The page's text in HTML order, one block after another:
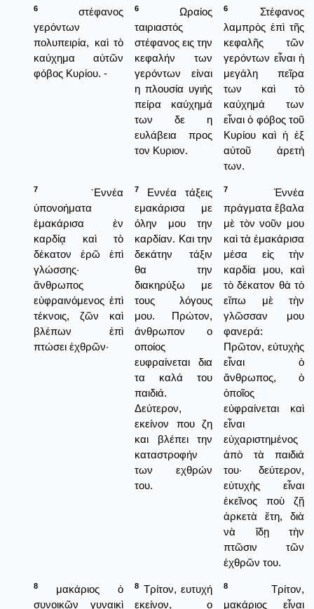
6
στέφανος
γερόντων
πολυπειρία, καὶ τὸ
καύχημα αὐτῶν
φόβος Κυρίου. -
6
Ωραίος
ταιριαστός
στέφανος εις την
κεφαλήν των
γερόντων είναι
η πλουσία υγιής
πείρα καύχημά
των δε η
ευλάβεια προς
τον Κυριον.
6
Στέφανος
λαμπρὸς ἐπὶ τῆς
κεφαλῆς τῶν
γερόντων εἶναι ἡ
μεγάλη πεῖρα
των καὶ τὸ
καύχημά των
εἶναι ὁ φόβος τοῦ
Κυρίου καὶ ἡ ἐξ
αὐτοῦ ἀρετή
των.
7
᾿Εννέα
ὑπονοήματα
ἐμακάρισα ἐν
καρδίᾳ καὶ τὸ
δέκατον ἐρῶ ἐπὶ
γλώσσης·
ἄνθρωπος
εὐφραινόμενος ἐπὶ
τέκνοις, ζῶν καὶ
βλέπων ἐπὶ
πτώσει ἐχθρῶν·
7
Εννέα τάξεις
εμακάρισα με
όλην μου την
καρδίαν. Και την
δεκάτην τάξιν
θα την
διακηρύξω με
τους λόγους
μου. Πρώτον,
άνθρωπον ο
οποίος
ευφραίνεται δια
τα καλά του
παιδιά.
Δεύτερον,
εκείνον που ζη
και βλέπει την
καταστροφήν
των εχθρών
του.
7
Ἐννέα
πράγματα ἔβαλα
μὲ τὸν νοῦν μου
καὶ τὰ ἐμακάρισα
μέσα εἰς τὴν
καρδία μου, καὶ
τὸ δέκατον θὰ τὸ
εἴπω μὲ τὴν
γλῶσσαν μου
φανερά:
Πρῶτον, εὐτυχὴς
εἶναι ὁ
ἄνθρωπος, ὁ
ὁποῖος
εὐφραίνεται καὶ
εἶναι
εὐχαριστημένος
ἀπὸ τὰ παιδιά
του· δεύτερον,
εὐτυχὴς εἶναι
ἐκεῖνος ποὺ ζῇ
ἀρκετὰ ἔτη, διὰ
νὰ ἴδῃ τὴν
πτῶσιν τῶν
ἐχθρῶν του.
8
μακάριος ὁ
συνοικῶν γυναικὶ
8 Τρίτον, ευτυχή
εκείνον, ο
8
Τρίτον,
μακάριος εἶναι